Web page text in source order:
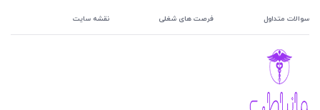
سوالات متداول فرصت های شغلی نقشه سایت